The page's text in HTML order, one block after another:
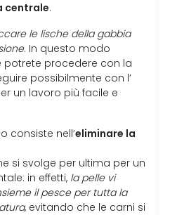
centrale.
le lische della gabbia
. In questo modo
potrete procedere con la
possibilmente con l’
un lavoro più facile e
consiste nell’eliminare la
si svolge per ultima per un
in effetti, la pelle vi
il pesce per tutta la
, evitando che le carni si